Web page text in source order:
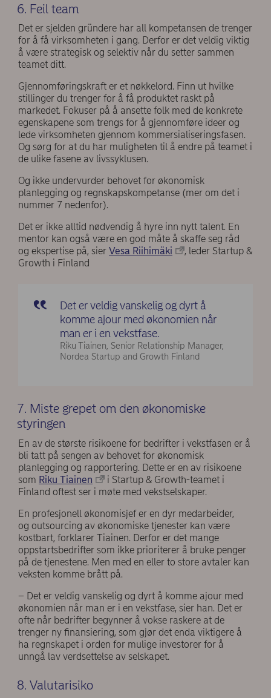
6. Feil team
Det er sjelden gründere har all kompetansen de trenger
for å få virksomheten i gang. Derfor er det veldig viktig
å være strategisk og selektiv når du setter sammen
teamet ditt.
Gjennomføringskraft er et nøkkelord. Finn ut hvilke
stillinger du trenger for å få produktet raskt på
markedet. Fokuser på å ansette folk med de konkrete
egenskapene som trengs for å gjennomføre ideer og
lede virksomheten gjennom kommersialiseringsfasen.
Og sørg for at du har muligheten til å endre på teamet i
de ulike fasene av livssyklusen.
Og ikke undervurder behovet for økonomisk
planlegging og regnskapskompetanse (mer om det i
nummer 7 nedenfor).
Det er ikke alltid nødvendig å hyre inn nytt talent. En
mentor kan også være en god måte å skaffe seg råd
og ekspertise på, sier Vesa Riihimäki
, leder Startup &
Growth i Finland
Det er veldig vanskelig og dyrt å
komme ajour med økonomien når
man er i en vekstfase.
Riku Tiainen, Senior Relationship Manager,
Nordea Startup and Growth Finland
7. Miste grepet om den økonomiske
styringen
En av de største risikoene for bedrifter i vekstfasen er å
bli tatt på sengen av behovet for økonomisk
planlegging og rapportering. Dette er en av risikoene
som Riku Tiainen
i Startup & Growth-teamet i
Finland oftest ser i møte med vekstselskaper.
En profesjonell økonomisjef er en dyr medarbeider,
og outsourcing av økonomiske tjenester kan være
kostbart, forklarer Tiainen. Derfor er det mange
oppstartsbedrifter som ikke prioriterer å bruke penger
på de tjenestene. Men med en eller to store avtaler kan
veksten komme brått på.
– Det er veldig vanskelig og dyrt å komme ajour med
økonomien når man er i en vekstfase, sier han. Det er
ofte når bedrifter begynner å vokse raskere at de
trenger ny finansiering, som gjør det enda viktigere å
ha regnskapet i orden for mulige investorer for å
unngå lav verdsettelse av selskapet.
8. Valutarisiko